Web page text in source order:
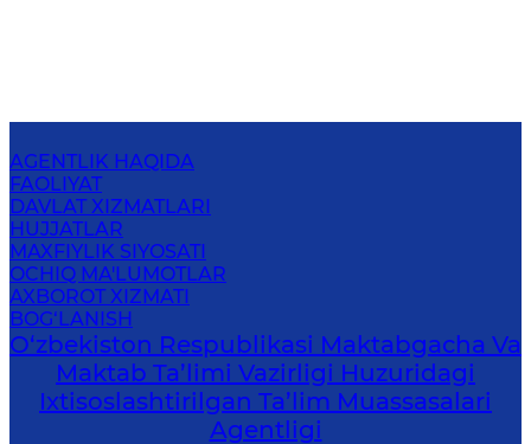
AGENTLIK HAQIDA
FAOLIYAT
DAVLAT XIZMATLARI
HUJJATLAR
MAXFIYLIK SIYOSATI
OCHIQ MA'LUMOTLAR
AXBOROT XIZMATI
BOG‘LANISH
O‘zbekiston Respublikasi Maktabgacha Va
Maktab Ta’limi Vazirligi Huzuridagi
Ixtisoslashtirilgan Ta’lim Muassasalari
Agentligi